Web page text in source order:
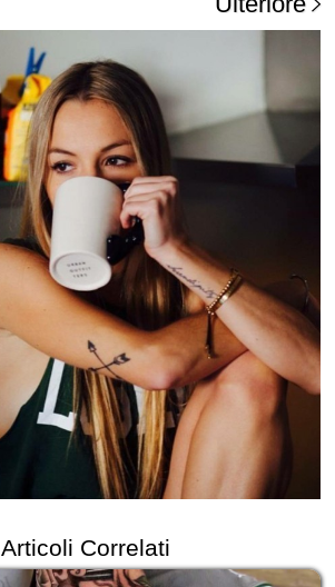
Articoli Correlati